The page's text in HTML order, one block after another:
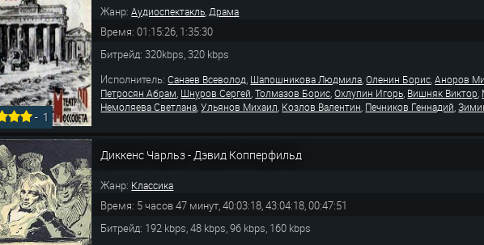
- 1
Жанр:Аудиоспектакль,Драма
Время: 01:15:26, 1:35:30
Битрейд: 320kbps, 320 kbps
Исполнитель:Санаев Всеволод, Шапошникова Людмила,Оленин Борис,Аноров
Петросян Абрам, Шнуров Сергей,Толмазов Борис,Охлупин Игорь, Вишняк Виктор,
Немоляева Светлана,Ульянов Михаил, Козлов Валентин, Печников Геннадий,
Диккенс Чарльз - Дэвид Копперфильд
Жанр: Классика
Время: 5 часов 47 минут, 40:03:18, 43:04:18, 00:47:51
Битрейд: 192 kbps, 48 kbps, 96 kbps, 160 kbps